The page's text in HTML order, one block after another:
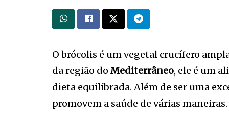
O brócolis é um vegetal crucífero
da região do Mediterrâneo, ele é um
dieta equilibrada. Além de ser uma
promovem a saúde de várias maneiras.